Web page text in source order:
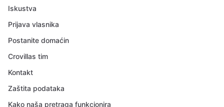
Iskustva
Prijava vlasnika
Postanite domaćin
Crovillas tim
Kontakt
Zaštita podataka
Kako naša pretraga funkcionira